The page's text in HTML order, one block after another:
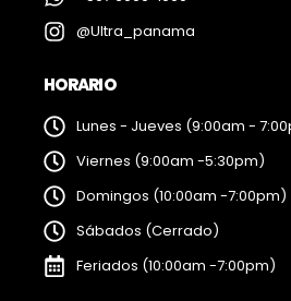
@Ultra_panama
HORARIO
Lunes - Jueves (9:00am -
Viernes (9:00am -5:30pm)
Domingos (10:00am -7:00pm)
Sábados (Cerrado)
Feriados (10:00am -7:00pm)